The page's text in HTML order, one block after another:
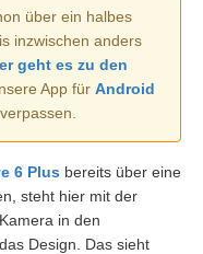
über ein halbes
inzwischen anders
geht es zu den
App für Android
6 Plus bereits über eine
steht hier mit der
in den
Design. Das sieht